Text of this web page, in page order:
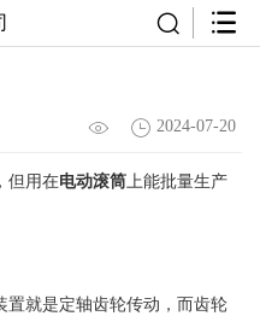
2024-07-20
但用在电动滚筒 上能批量生产
就是定轴齿轮传动，而齿轮